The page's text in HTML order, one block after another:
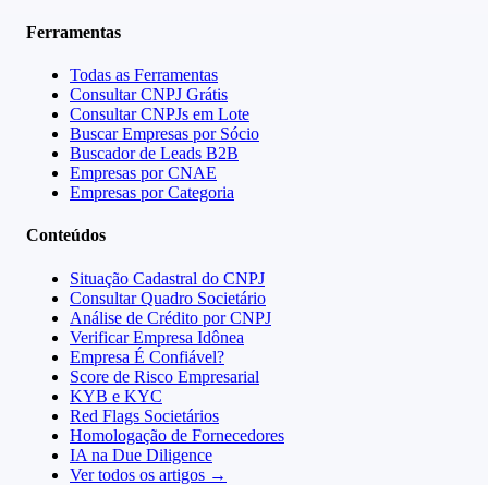
Ferramentas
Todas as Ferramentas
Consultar CNPJ Grátis
Consultar CNPJs em Lote
Buscar Empresas por Sócio
Buscador de Leads B2B
Empresas por CNAE
Empresas por Categoria
Conteúdos
Situação Cadastral do CNPJ
Consultar Quadro Societário
Análise de Crédito por CNPJ
Verificar Empresa Idônea
Empresa É Confiável?
Score de Risco Empresarial
KYB e KYC
Red Flags Societários
Homologação de Fornecedores
IA na Due Diligence
Ver todos os artigos →